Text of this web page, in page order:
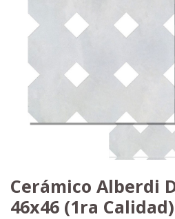
Cerámico Alberdi
46x46 (1ra Calidad)